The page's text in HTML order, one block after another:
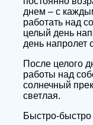
днем – с
работать над
целый день
день напролет
После целого
работы над
солнечный
светлая.
Быстро-быстро